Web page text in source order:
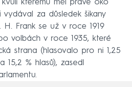
kterému měl pravé oko
vydával za důsledek šikany
H. Frank se už v roce 1919
volbách v roce 1935, které
strana (hlasovalo pro ni 1,25
15,2 % hlasů), zasedl